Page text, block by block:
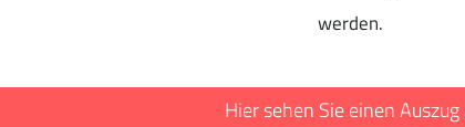
werden.
Hier sehen Sie einen